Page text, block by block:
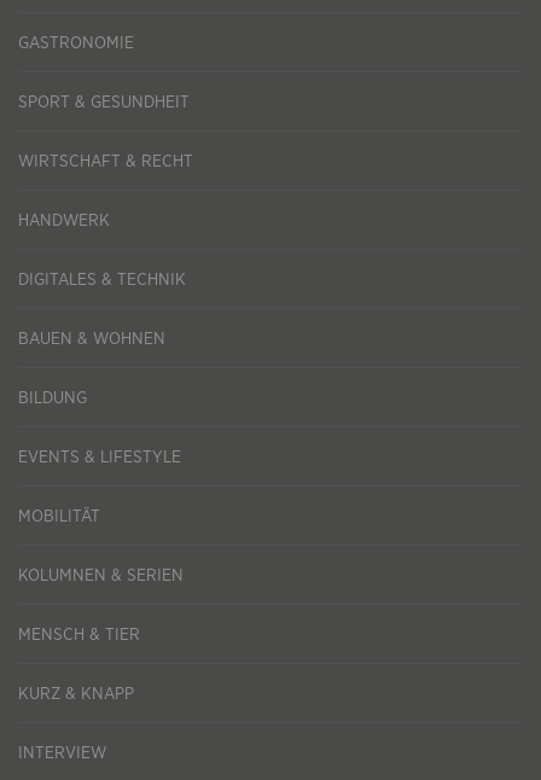
GASTRONOMIE
SPORT & GESUNDHEIT
WIRTSCHAFT & RECHT
HANDWERK
DIGITALES & TECHNIK
BAUEN & WOHNEN
BILDUNG
EVENTS & LIFESTYLE
MOBILITÄT
KOLUMNEN & SERIEN
MENSCH & TIER
KURZ & KNAPP
INTERVIEW